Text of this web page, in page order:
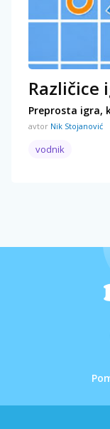
Različice
Preprosta igra,
avtor Nik Stojanović
vodnik